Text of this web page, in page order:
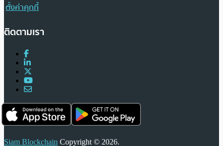
ตั้งค่าคุกกี้
ติดตามเรา
Siam Blockchain Copyright © 2026.